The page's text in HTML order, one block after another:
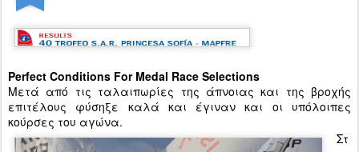
Perfect Conditions For Medal Race Selections
Μετά από τις ταλαιπωρίες της άπνοιας και της βροχής
επιτέλους φύσηξε καλά και έγιναν και οι υπόλοιπες
κούρσες του αγώνα.
Στ